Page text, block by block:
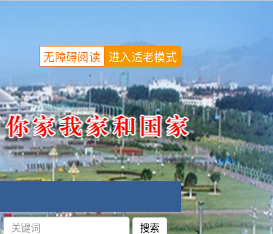
进入适老模式
无障碍阅读